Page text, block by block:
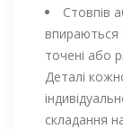
Стовпів
впираються
точені або
Деталі
складання